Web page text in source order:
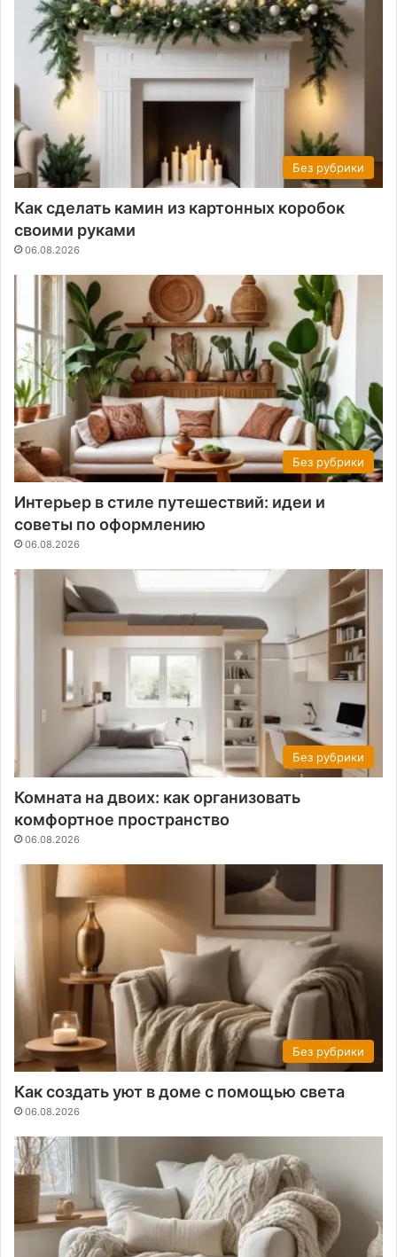
Без рубрики
Как сделать камин из картонных коробок
своими руками
06.08.2026
Без рубрики
Интерьер в стиле путешествий: идеи и
советы по оформлению
06.08.2026
Без рубрики
Комната на двоих: как организовать
комфортное пространство
06.08.2026
Без рубрики
Как создать уют в доме с помощью света
06.08.2026